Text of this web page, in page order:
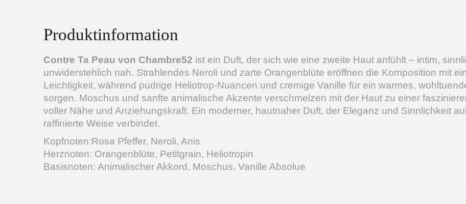
Produktinformation
Contre Ta Peau von Chambre52 ist ein Duft, der sich wie eine zweite Haut anfühlt – intim,
unwiderstehlich nah. Strahlendes Neroli und zarte Orangenblüte eröffnen die Komposition mit
Leichtigkeit, während pudrige Heliotrop-Nuancen und cremige Vanille für ein warmes,
sorgen. Moschus und sanfte animalische Akzente verschmelzen mit der Haut zu einer
voller Nähe und Anziehungskraft. Ein moderner, hautnaher Duft, der Eleganz und Sinnlichkeit
raffinierte Weise verbindet.
Kopfnoten:Rosa Pfeffer, Neroli, Anis
Herznoten: Orangenblüte, Petitgrain, Heliotropin
Basisnoten: Animalischer Akkord, Moschus, Vanille Absolue